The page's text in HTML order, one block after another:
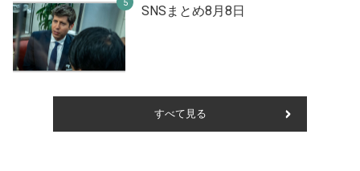
SNSまとめ8月8日
すべて見る